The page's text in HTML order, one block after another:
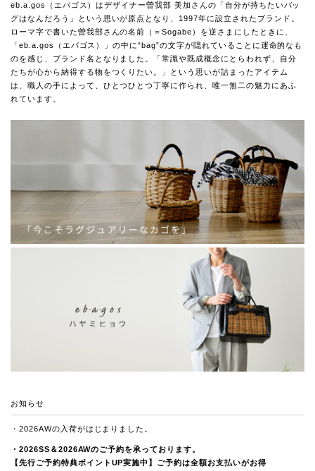
eb.a.gos（エバゴス）はデザイナー曽我部 美加さんの「自分が持ちたいバッ
グはなんだろう」という思いが原点となり、1997年に設立されたブランド。
ローマ字で書いた曽我部さんの名前（＝Sogabe）を逆さまにしたときに、
「eb.a.gos（エバゴス）」の中に“bag”の文字が隠れていることに運命的なも
のを感じ、ブランド名となりました。「常識や既成概念にとらわれず、自分
たちが心から納得する物をつくりたい。」という思いが詰まったアイテム
は、職人の手によって、ひとつひとつ丁寧に作られ、唯一無二の魅力にあふ
れています。
お知らせ
・2026AWの入荷がはじまりました。
・2026SS＆2026AWのご予約を承っております。
【先行ご予約特典ポイントUP実施中】ご予約は全額お支払いがお得